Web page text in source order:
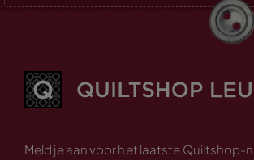
Meld je aan voor het laatste Quiltshop-